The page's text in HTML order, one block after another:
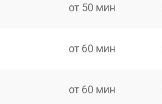
от 50 мин
от 60 мин
от 60 мин